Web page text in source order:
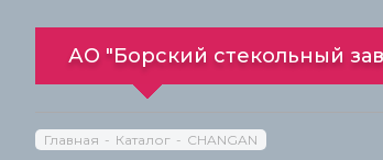
АО "Борский стекольный
Главная Каталог CHANGAN